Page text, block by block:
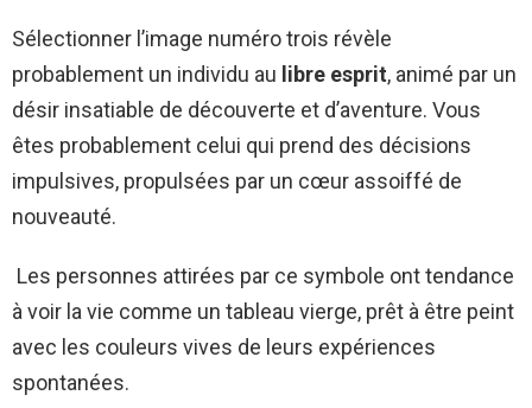
Sélectionner l’image numéro trois révèle
probablement un individu au libre esprit, animé par un
désir insatiable de découverte et d’aventure. Vous
êtes probablement celui qui prend des décisions
impulsives, propulsées par un cœur assoiffé de
nouveauté.
Les personnes attirées par ce symbole ont tendance
à voir la vie comme un tableau vierge, prêt à être peint
avec les couleurs vives de leurs expériences
spontanées.